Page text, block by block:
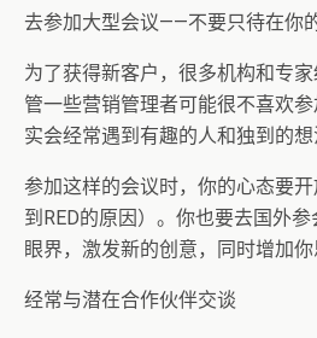
去参加大型会议——不要只待在你
为了获得新客户，很多机构和专
管一些营销管理者可能很不喜欢
实会经常遇到有趣的人和独到的想
参加这样的会议时，你的心态要
到RED的原因）。你也要去国外
眼界，激发新的创意，同时增加你
经常与潜在合作伙伴交谈